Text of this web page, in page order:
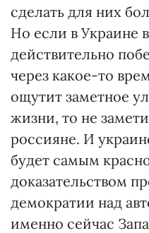
сделать для них
Но если в
действительно
через какое-то
ощутит заметное
жизни, то не
россияне. И
будет самым
доказательством
демократии над
именно сейчас